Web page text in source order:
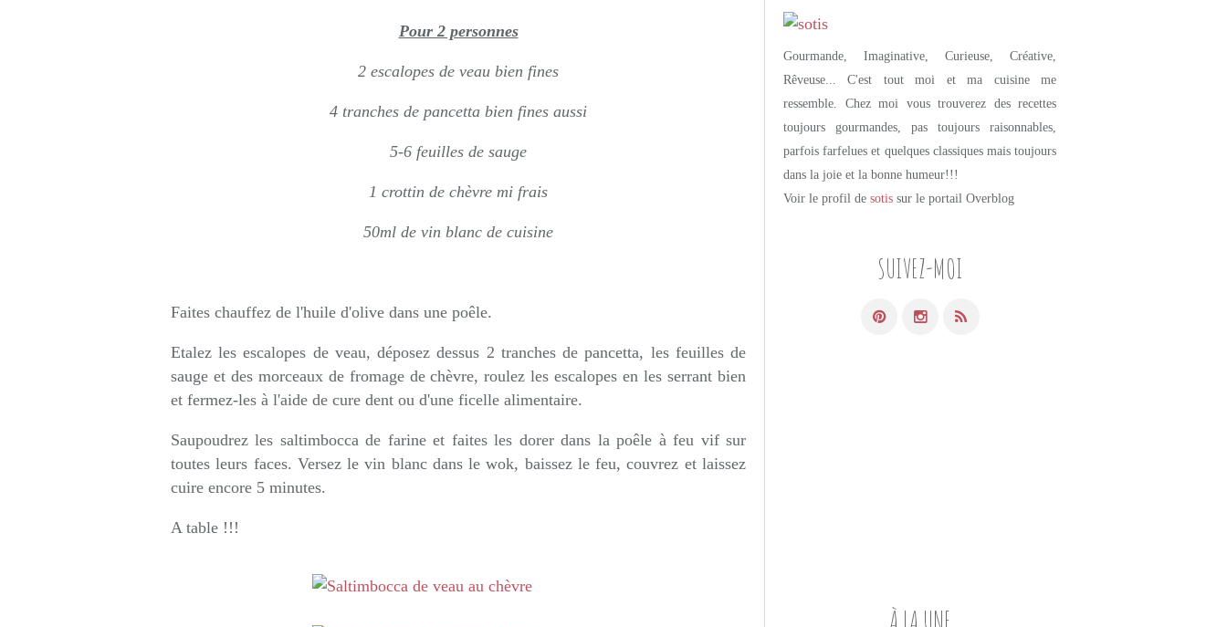
Pour 2 personnes
2 escalopes de veau bien fines
4 tranches de pancetta bien fines aussi
5-6 feuilles de sauge
1 crottin de chèvre mi frais
50ml de vin blanc de cuisine
Faites chauffez de l'huile d'olive dans une poêle.
Etalez les escalopes de veau, déposez dessus 2 tranches de pancetta, les feuilles de
sauge et des morceaux de fromage de chèvre, roulez les escalopes en les serrant bien
et fermez-les à l'aide de cure dent ou d'une ficelle alimentaire.
Saupoudrez les saltimbocca de farine et faites les dorer dans la poêle à feu vif sur
toutes leurs faces. Versez le vin blanc dans le wok, baissez le feu, couvrez et laissez
cuire encore 5 minutes.
A table !!!
SUIVEZ-MOI
Gourmande, Imaginative, Curieuse, Créative,
Rêveuse... C'est tout moi et ma cuisine me
ressemble. Chez moi vous trouverez des recettes
toujours gourmandes, pas toujours raisonnables,
parfois farfelues et quelques classiques mais toujours
dans la joie et la bonne humeur!!!
Voir le profil de sotis sur le portail Overblog
À LA UNE